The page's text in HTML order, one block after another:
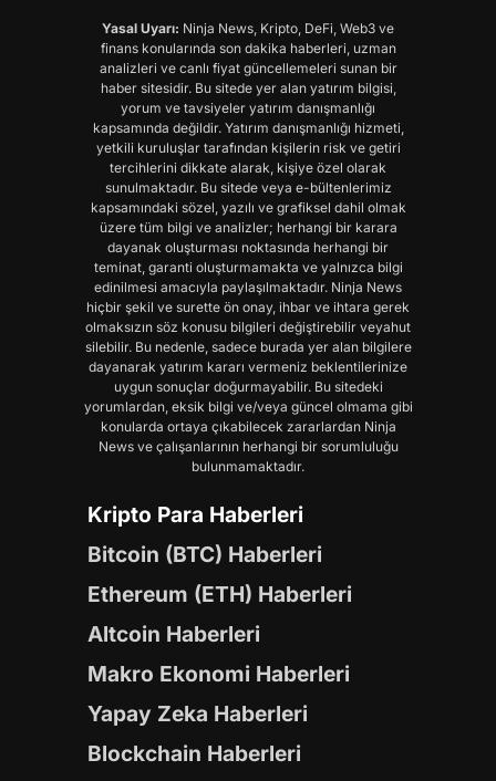
Yasal Uyarı: Ninja News, Kripto, DeFi, Web3 ve
finans konularında son dakika haberleri, uzman
analizleri ve canlı fiyat güncellemeleri sunan bir
haber sitesidir. Bu sitede yer alan yatırım bilgisi,
yorum ve tavsiyeler yatırım danışmanlığı
kapsamında değildir. Yatırım danışmanlığı hizmeti,
yetkili kuruluşlar tarafından kişilerin risk ve getiri
tercihlerini dikkate alarak, kişiye özel olarak
sunulmaktadır. Bu sitede veya e-bültenlerimiz
kapsamındaki sözel, yazılı ve grafiksel dahil olmak
üzere tüm bilgi ve analizler; herhangi bir karara
dayanak oluşturması noktasında herhangi bir
teminat, garanti oluşturmamakta ve yalnızca bilgi
edinilmesi amacıyla paylaşılmaktadır. Ninja News
hiçbir şekil ve surette ön onay, ihbar ve ihtara gerek
olmaksızın söz konusu bilgileri değiştirebilir veyahut
silebilir. Bu nedenle, sadece burada yer alan bilgilere
dayanarak yatırım kararı vermeniz beklentilerinize
uygun sonuçlar doğurmayabilir. Bu sitedeki
yorumlardan, eksik bilgi ve/veya güncel olmama gibi
konularda ortaya çıkabilecek zararlardan Ninja
News ve çalışanlarının herhangi bir sorumluluğu
bulunmamaktadır.
Kripto Para Haberleri
Bitcoin (BTC) Haberleri
Ethereum (ETH) Haberleri
Altcoin Haberleri
Makro Ekonomi Haberleri
Yapay Zeka Haberleri
Blockchain Haberleri